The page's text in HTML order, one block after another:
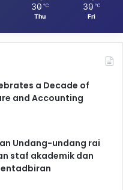
30 ℃
Thu
30 ℃
Fri
a Decade of
and Accounting
Undang-undang rai
staf akademik dan